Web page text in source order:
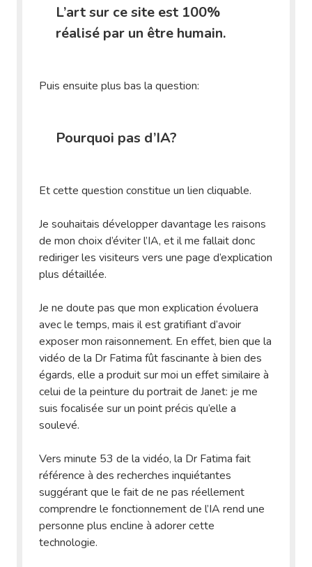
L’art sur ce site est 100%
réalisé par un être humain.
Puis ensuite plus bas la question:
Pourquoi pas d’IA?
Et cette question constitue un lien cliquable.
Je souhaitais développer davantage les raisons
de mon choix d’éviter l’IA, et il me fallait donc
rediriger les visiteurs vers une page d’explication
plus détaillée.
Je ne doute pas que mon explication évoluera
avec le temps, mais il est gratifiant d’avoir
exposer mon raisonnement. En effet, bien que la
vidéo de la Dr Fatima fût fascinante à bien des
égards, elle a produit sur moi un effet similaire à
celui de la peinture du portrait de Janet: je me
suis focalisée sur un point précis qu’elle a
soulevé.
Vers minute 53 de la vidéo, la Dr Fatima fait
référence à des recherches inquiétantes
suggérant que le fait de ne pas réellement
comprendre le fonctionnement de l’IA rend une
personne plus encline à adorer cette
technologie.